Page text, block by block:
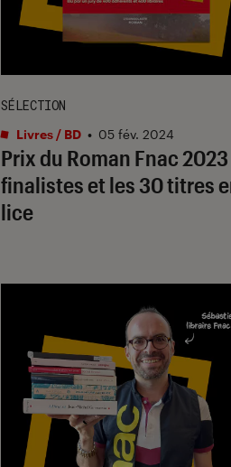
Prix du Roman Fnac 2023
finalistes et les 30 titres
lice
SÉLECTION
Livres / BD • 05 fév. 2024